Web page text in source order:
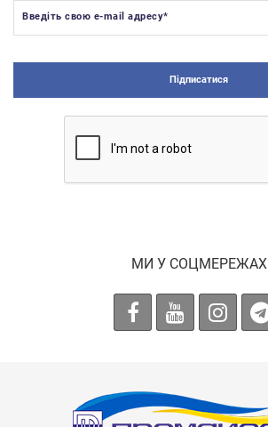
Введіть свою e-mail адресу*
Підписатися
МИ У СОЦМЕРЕЖАХ